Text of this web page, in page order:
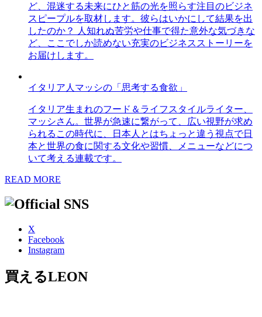
ど、混迷する未来にひと筋の光を照らす注目のビジネ
スピープルを取材します。彼らはいかにして結果を出
したのか？ 人知れぬ苦労や仕事で得た意外な気づきな
ど、ここでしか読めない充実のビジネスストーリーを
お届けします。
イタリア人マッシの「思考する食欲」
イタリア生まれのフード＆ライフスタイルライター、
マッシさん。世界が急速に繋がって、広い視野が求め
られるこの時代に、日本人とはちょっと違う視点で日
本と世界の食に関する文化や習慣、メニューなどにつ
いて考える連載です。
READ MORE
X
Facebook
Instagram
買えるLEON